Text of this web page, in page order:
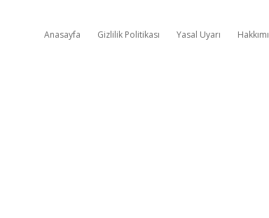
Anasayfa Gizlilik Politikası Yasal Uyarı